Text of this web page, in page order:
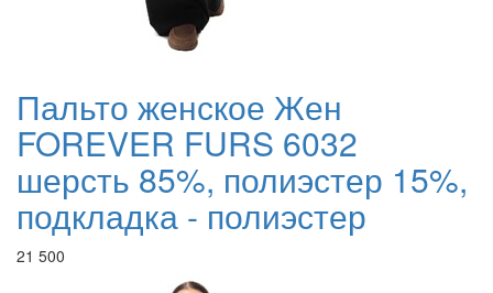
Пальто женское Жен
FOREVER FURS 6032
шерсть 85%, полиэстер 15%,
подкладка - полиэстер
21 500